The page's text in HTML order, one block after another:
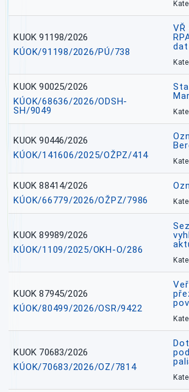
KUOK 91198/2026
KÚOK/91198/2026/PÚ/738
dat
KUOK 90025/2026
KÚOK/68636/2026/ODSH-
SH/9049
KUOK 90446/2026
KÚOK/141606/2025/OŽPZ/414
KUOK 88414/2026
KÚOK/66779/2026/OŽPZ/7986
KUOK 89989/2026
KÚOK/1109/2025/OKH-O/286
KUOK 87945/2026
KÚOK/80499/2026/OSR/9422
KUOK 70683/2026
KÚOK/70683/2026/OZ/7814